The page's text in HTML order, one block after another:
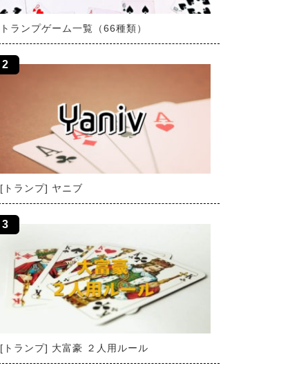
トランプゲーム一覧（66種類）
[トランプ] ヤニブ
[トランプ] 大富豪 ２人用ルール